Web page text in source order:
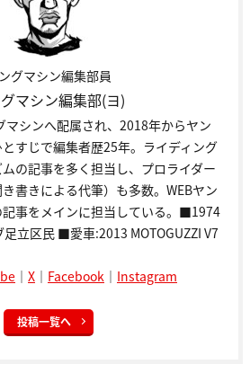
グマシン編集部員
マシン編集部(ヨ)
マシンへ配属され、2018年からヤン
すじで編集者歴25年。ライディング
の記事を多く担当し、プロライダー
書きによる代筆）も多数。WEBヤン
事をメインに担当している。■1974
立区民 ■愛車:2013 MOTOGUZZI V7
｜ X ｜ Facebook ｜ Instagram
投稿一覧へ